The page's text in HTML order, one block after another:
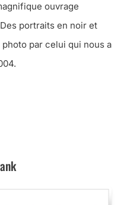
ouvrage
portraits en noir et
par celui qui nous a